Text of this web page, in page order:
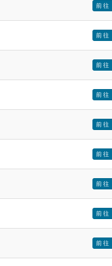
前往
前往
前往
前往
前往
前往
前往
前往
前往